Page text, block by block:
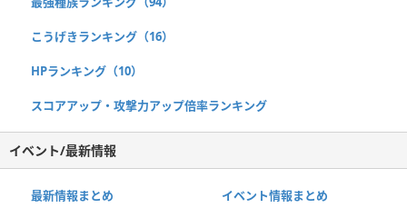
こうげきランキング（16）
HPランキング（10）
スコアアップ・攻撃力アップ倍率ランキング
イベント/最新情報
最新情報まとめ イベント情報まとめ